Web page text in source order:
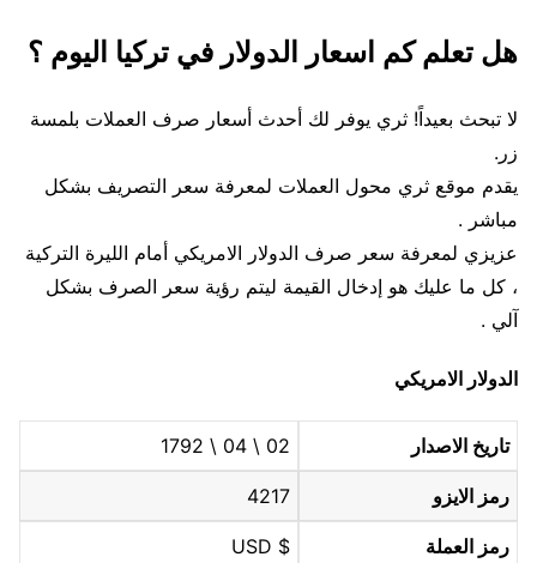
هل تعلم كم اسعار الدولار في تركيا اليوم ؟
لا تبحث بعيداً! ثري يوفر لك أحدث أسعار صرف العملات بلمسة
زر.
يقدم موقع ثري محول العملات لمعرفة سعر التصريف بشكل
مباشر .
عزيزي لمعرفة سعر صرف الدولار الامريكي أمام الليرة التركية
، كل ما عليك هو إدخال القيمة ليتم رؤية سعر الصرف بشكل
آلي .
الدولار الامريكي
تاريخ الاصدار 02 \ 04 \ 1792
رمز الايزو 4217
رمز العملة $ USD